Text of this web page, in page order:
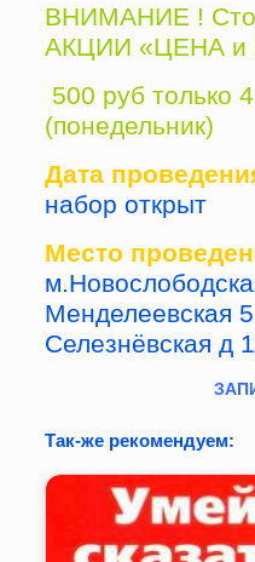
ВНИМАНИЕ !
АКЦИИ «ЦЕНА
500 руб только
(понедельник)
Дата
набор открыт
Место
Менделеевская
Селезнёвская д
Так-же рекомендуем: